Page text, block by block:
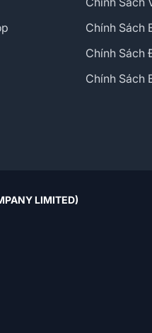
Chính Sách
Chính Sách
Chính Sách
LIMITED)